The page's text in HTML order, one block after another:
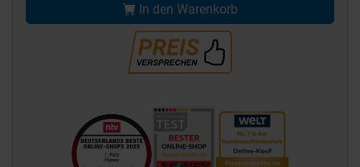
In den Warenkorb